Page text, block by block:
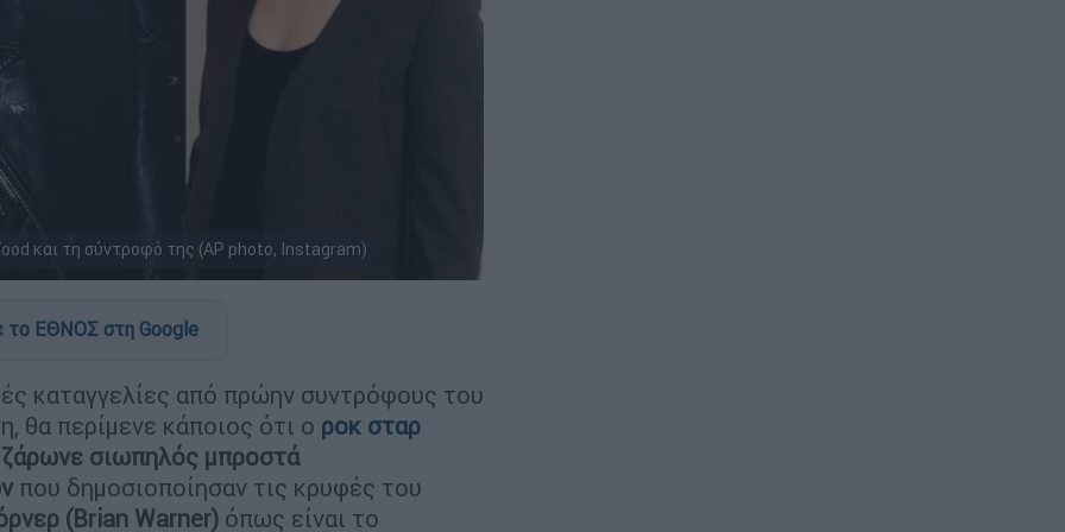
και τη σύντροφό της (AP photo, Instagram)
το ΕΘΝΟΣ στη Google
καταγγελίες από πρώην συντρόφους του
θα περίμενε κάποιος ότι ο ροκ σταρ
σιωπηλός μπροστά
που δημοσιοποίησαν τις κρυφές του
(Brian Warner) όπως είναι το